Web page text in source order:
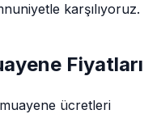
karşılıyoruz.
Fiyatları
ücretleri